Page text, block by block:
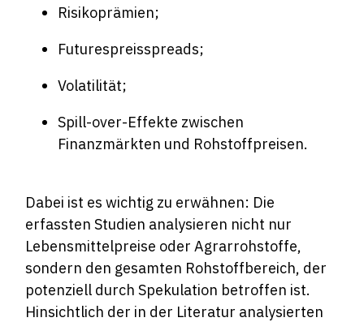
Risikoprämien;
Futurespreisspreads;
Volatilität;
Spill-over-Effekte zwischen
Finanzmärkten und Rohstoffpreisen.
Dabei ist es wichtig zu erwähnen: Die
erfassten Studien analysieren nicht nur
Lebensmittelpreise oder Agrarrohstoffe,
sondern den gesamten Rohstoffbereich, der
potenziell durch Spekulation betroffen ist.
Hinsichtlich der in der Literatur analysierten